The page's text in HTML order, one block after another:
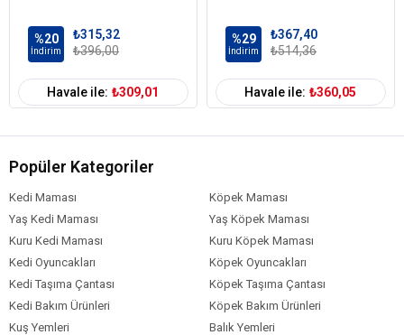
%20
İndirim
₺315,32
₺396,00
Havale ile: ₺309,01
%29
İndirim
₺367,40
₺514,36
Havale ile: ₺360,05
Popüler Kategoriler
Kedi Maması
Köpek Maması
Yaş Kedi Maması
Yaş Köpek Maması
Kuru Kedi Maması
Kuru Köpek Maması
Kedi Oyuncakları
Köpek Oyuncakları
Kedi Taşıma Çantası
Köpek Taşıma Çantası
Kedi Bakım Ürünleri
Köpek Bakım Ürünleri
Kuş Yemleri
Balık Yemleri